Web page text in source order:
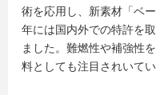
術を応用し、新素材「ベ
年には国内外での特許を
ました。難燃性や補強性
料としても注目されいてい